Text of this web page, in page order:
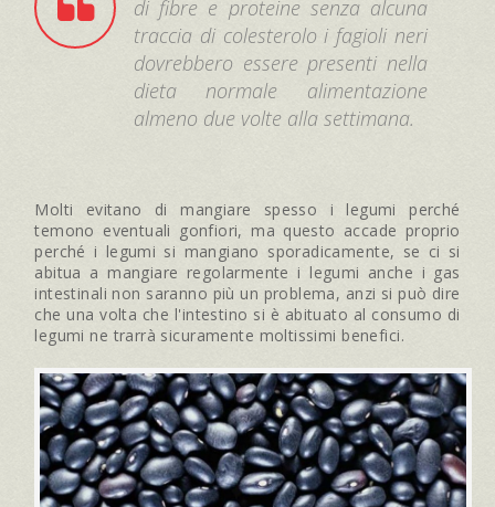
di fibre e proteine senza alcuna
traccia di colesterolo i fagioli neri
dovrebbero essere presenti nella
dieta normale alimentazione
almeno due volte alla settimana.
Molti evitano di mangiare spesso i legumi perché
temono eventuali gonfiori, ma questo accade proprio
perché i legumi si mangiano sporadicamente, se ci si
abitua a mangiare regolarmente i legumi anche i gas
intestinali non saranno più un problema, anzi si può dire
che una volta che l'intestino si è abituato al consumo di
legumi ne trarrà sicuramente moltissimi benefici.